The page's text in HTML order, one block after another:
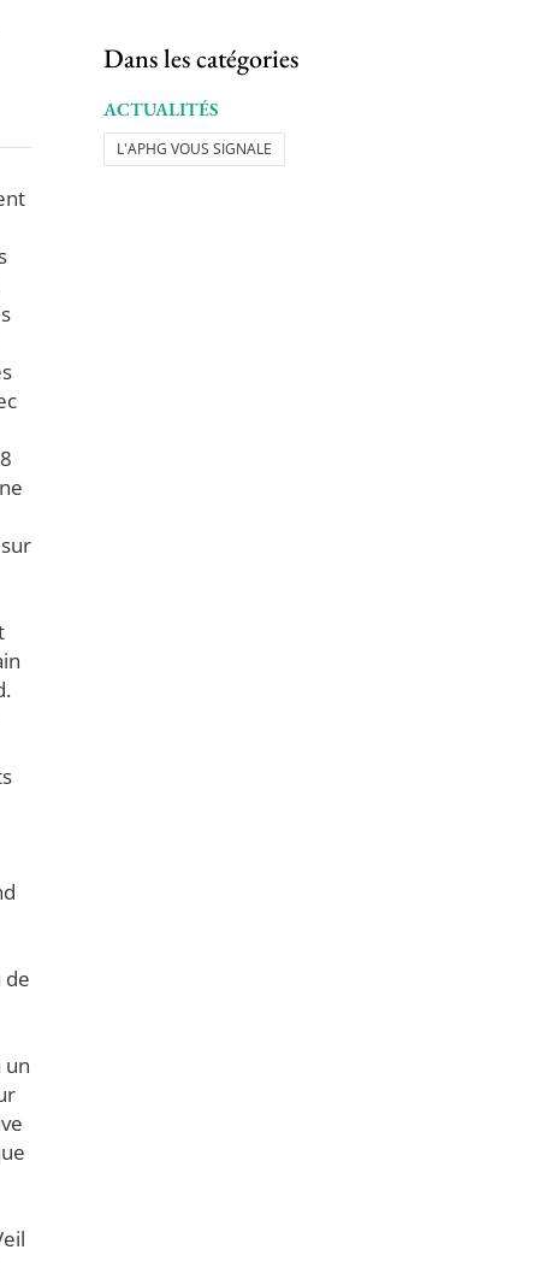
de
un
Dans les catégories
ACTUALITÉS
L'APHG VOUS SIGNALE